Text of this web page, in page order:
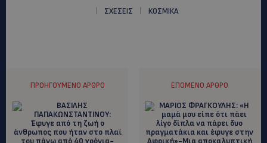
ΣΧΕΣΕΙΣ
ΚΟΣΜΙΚΑ
ΠΡΟΗΓΟΎΜΕΝΟ ΆΡΘΡΟ ΕΠΌΜΕΝΟ ΆΡΘΡΟ